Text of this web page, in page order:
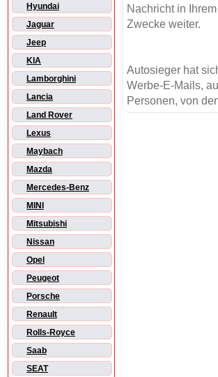
Hyundai
Jaguar
Jeep
KIA
Lamborghini
Lancia
Land Rover
Lexus
Maybach
Mazda
Mercedes-Benz
MINI
Mitsubishi
Nissan
Opel
Peugeot
Porsche
Renault
Rolls-Royce
Saab
SEAT
Nachricht in
Zwecke weiter.
Autosieger hat
Werbe-E-Mails,
Personen, von